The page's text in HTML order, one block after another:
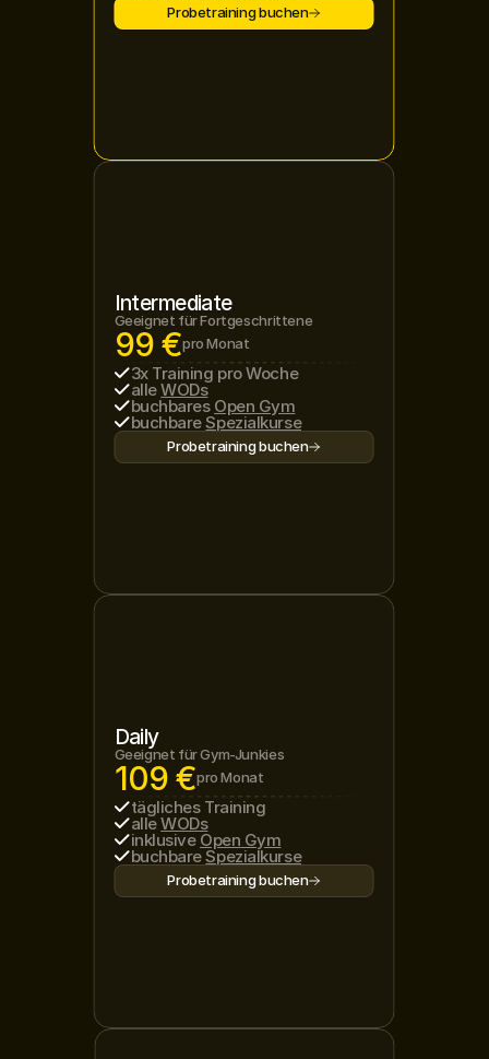
Probetraining buchen
Intermediate
Geeignet für Fortgeschrittene
99 €pro Monat
3x Training pro Woche
alle WODs
buchbares Open Gym
buchbare Spezialkurse
Probetraining buchen
Daily
Geeignet für Gym-Junkies
109 €pro Monat
tägliches Training
alle WODs
inklusive Open Gym
buchbare Spezialkurse
Probetraining buchen